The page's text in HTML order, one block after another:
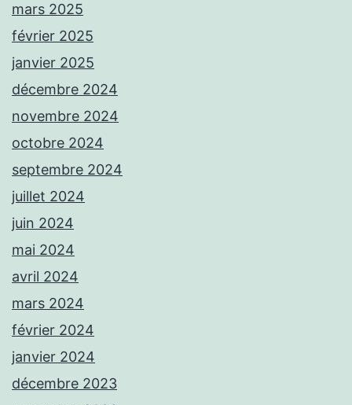
mars 2025
février 2025
janvier 2025
décembre 2024
novembre 2024
octobre 2024
septembre 2024
juillet 2024
juin 2024
mai 2024
avril 2024
mars 2024
février 2024
janvier 2024
décembre 2023